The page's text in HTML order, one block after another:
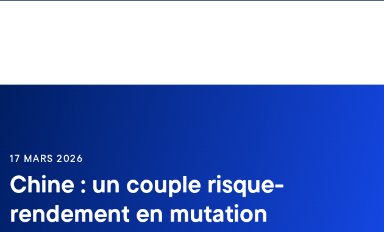
17 MARS 2026
Chine : un couple risque-
rendement en mutation